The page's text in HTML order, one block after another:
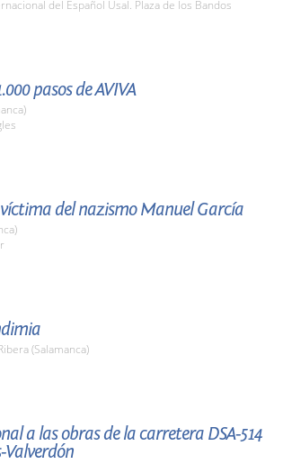
del Español Usal. Plaza de los Bandos
pasos de AVIVA
del nazismo Manuel García
(Salamanca)
a las obras de la carretera DSA-514
Valverdón